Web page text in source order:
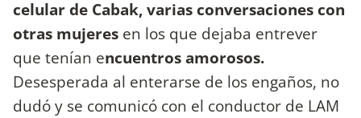
celular de Cabak, varias conversaciones con
otras mujeres en los que dejaba entrever
que tenían encuentros amorosos.
Desesperada al enterarse de los engaños, no
dudó y se comunicó con el conductor de LAM